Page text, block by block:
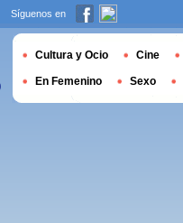
Síguenos en
Cultura y Ocio Cine
En Femenino Sexo